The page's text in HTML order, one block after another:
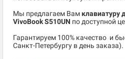
Мы предлагаем Вам клавиатуру
VivoBook S510UN по доступной
​Гарантируем 100% качество и
Санкт-Петербургу в день заказа).